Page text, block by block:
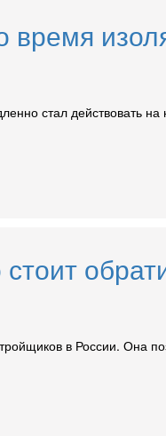
время
стал действовать
в России. Она